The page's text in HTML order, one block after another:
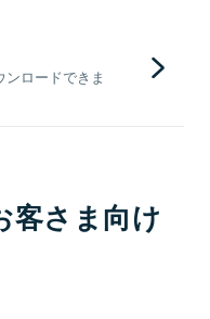
ロードできま
客さま向け